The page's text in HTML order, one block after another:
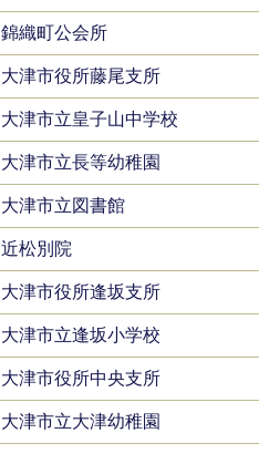
錦織町公会所
大津市役所藤尾支所
大津市立皇子山中学校
大津市立長等幼稚園
大津市立図書館
近松別院
大津市役所逢坂支所
大津市立逢坂小学校
大津市役所中央支所
大津市立大津幼稚園